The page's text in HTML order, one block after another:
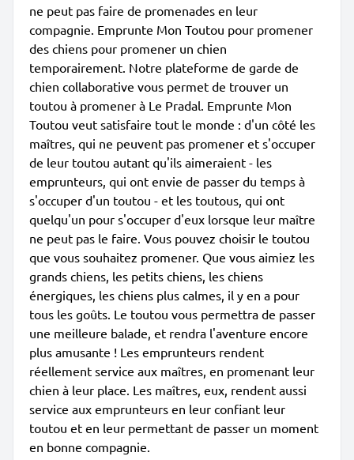
ne peut pas faire de promenades en leur
compagnie. Emprunte Mon Toutou pour promener
des chiens pour promener un chien
temporairement. Notre plateforme de garde de
chien collaborative vous permet de trouver un
toutou à promener à Le Pradal. Emprunte Mon
Toutou veut satisfaire tout le monde : d'un côté les
maîtres, qui ne peuvent pas promener et s'occuper
de leur toutou autant qu'ils aimeraient - les
emprunteurs, qui ont envie de passer du temps à
s'occuper d'un toutou - et les toutous, qui ont
quelqu'un pour s'occuper d'eux lorsque leur maître
ne peut pas le faire. Vous pouvez choisir le toutou
que vous souhaitez promener. Que vous aimiez les
grands chiens, les petits chiens, les chiens
énergiques, les chiens plus calmes, il y en a pour
tous les goûts. Le toutou vous permettra de passer
une meilleure balade, et rendra l'aventure encore
plus amusante ! Les emprunteurs rendent
réellement service aux maîtres, en promenant leur
chien à leur place. Les maîtres, eux, rendent aussi
service aux emprunteurs en leur confiant leur
toutou et en leur permettant de passer un moment
en bonne compagnie.